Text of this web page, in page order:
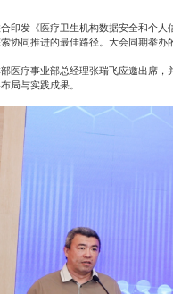
印发《医疗卫生机构数据安全和个
协同推进的最佳路径。大会同期举
医疗事业部总经理张瑞飞应邀出席
局与实践成果。